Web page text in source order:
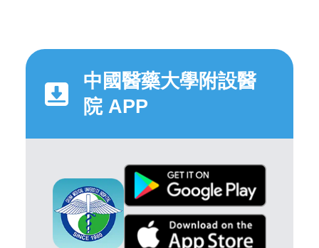
中國醫藥大學附設醫
院 APP